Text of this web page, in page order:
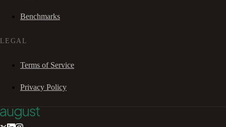
Benchmarks
LEGAL
Terms of Service
Privacy Policy